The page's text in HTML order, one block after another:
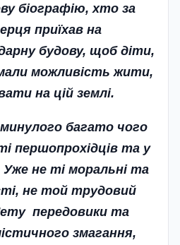
біографію, хто за
приїхав на
будову, щоб діти,
можливість жити,
на цій землі.
багато чого
першопрохідців та у
Уже не ті моральні та
не той трудовий
передовики та
змагання,